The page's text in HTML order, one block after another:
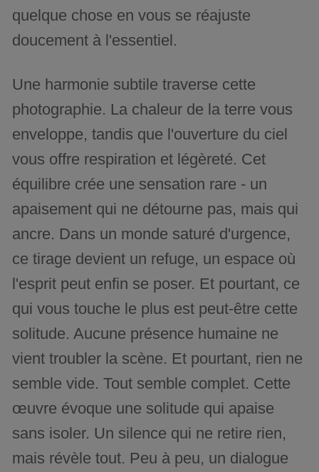
quelque chose en vous se réajuste
doucement à l'essentiel.
Une harmonie subtile traverse cette
photographie. La chaleur de la terre vous
enveloppe, tandis que l'ouverture du ciel
vous offre respiration et légèreté. Cet
équilibre crée une sensation rare - un
apaisement qui ne détourne pas, mais qui
ancre. Dans un monde saturé d'urgence,
ce tirage devient un refuge, un espace où
l'esprit peut enfin se poser. Et pourtant, ce
qui vous touche le plus est peut-être cette
solitude. Aucune présence humaine ne
vient troubler la scène. Et pourtant, rien ne
semble vide. Tout semble complet. Cette
œuvre évoque une solitude qui apaise
sans isoler. Un silence qui ne retire rien,
mais révèle tout. Peu à peu, un dialogue